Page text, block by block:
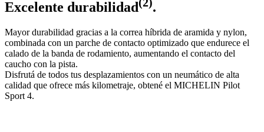
Excelente durabilidad .
Mayor durabilidad gracias a la correa híbrida de aramida y nylon,
combinada con un parche de contacto optimizado que endurece el
calado de la banda de rodamiento, aumentando el contacto del
caucho con la pista.
Disfrutá de todos tus desplazamientos con un neumático de alta
calidad que ofrece más kilometraje, obtené el MICHELIN Pilot
Sport 4.